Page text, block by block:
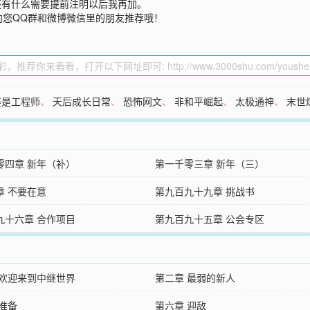
什么需要提前注明以后我再加。
QQ群和微博微信里的朋友推荐哦！
工程师、 天后成长日常、恐怖网文、非和平崛起、太极通神、末世
章 新年（补）
第一千零三章 新年（三）
不要在意
第九百九十九章 挑战书
十六章 合作项目
第九百九十五章 公会专区
迎来到中继世界
第二章 最弱的新人
备
第六章 迎敌